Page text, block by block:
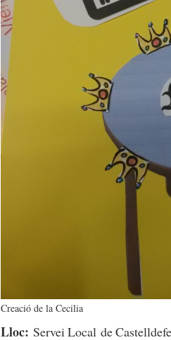
Creació de la Cecilia
Lloc: Servei Local de